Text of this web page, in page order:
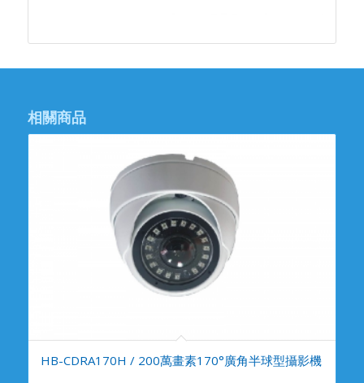
相關商品
HB-CDRA170H / 200萬畫素170°廣角半球型攝影機